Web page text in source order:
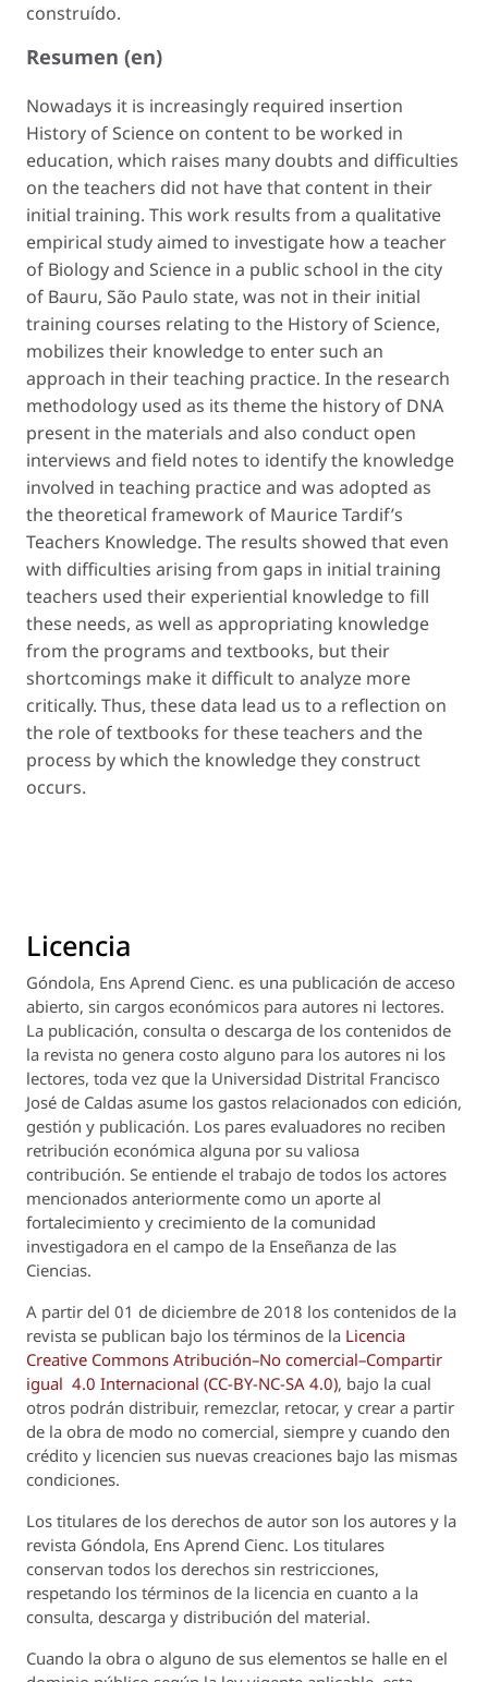
construído.
Resumen (en)
Nowadays it is increasingly required insertion
History of Science on content to be worked in
education, which raises many doubts and difficulties
on the teachers did not have that content in their
initial training. This work results from a qualitative
empirical study aimed to investigate how a teacher
of Biology and Science in a public school in the city
of Bauru, São Paulo state, was not in their initial
training courses relating to the History of Science,
mobilizes their knowledge to enter such an
approach in their teaching practice. In the research
methodology used as its theme the history of DNA
present in the materials and also conduct open
interviews and field notes to identify the knowledge
involved in teaching practice and was adopted as
the theoretical framework of Maurice Tardif’s
Teachers Knowledge. The results showed that even
with difficulties arising from gaps in initial training
teachers used their experiential knowledge to fill
these needs, as well as appropriating knowledge
from the programs and textbooks, but their
shortcomings make it difficult to analyze more
critically. Thus, these data lead us to a reflection on
the role of textbooks for these teachers and the
process by which the knowledge they construct
occurs.
Licencia
Góndola, Ens Aprend Cienc. es una publicación de acceso
abierto, sin cargos económicos para autores ni lectores.
La publicación, consulta o descarga de los contenidos de
la revista no genera costo alguno para los autores ni los
lectores, toda vez que la Universidad Distrital Francisco
José de Caldas asume los gastos relacionados con edición,
gestión y publicación. Los pares evaluadores no reciben
retribución económica alguna por su valiosa
contribución. Se entiende el trabajo de todos los actores
mencionados anteriormente como un aporte al
fortalecimiento y crecimiento de la comunidad
investigadora en el campo de la Enseñanza de las
Ciencias.
A partir del 01 de diciembre de 2018 los contenidos de la
revista se publican bajo los términos de la Licencia
Creative Commons Atribución–No comercial–Compartir
igual 4.0 Internacional (CC-BY-NC-SA 4.0), bajo la cual
otros podrán distribuir, remezclar, retocar, y crear a partir
de la obra de modo no comercial, siempre y cuando den
crédito y licencien sus nuevas creaciones bajo las mismas
condiciones.
Los titulares de los derechos de autor son los autores y la
revista Góndola, Ens Aprend Cienc. Los titulares
conservan todos los derechos sin restricciones,
respetando los términos de la licencia en cuanto a la
consulta, descarga y distribución del material.
Cuando la obra o alguno de sus elementos se halle en el